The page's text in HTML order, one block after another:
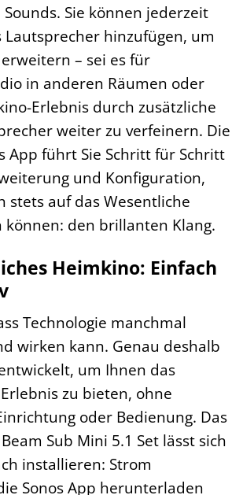
Sie können jederzeit
Lautsprecher hinzufügen, um
– sei es für
in anderen Räumen oder
Erlebnis durch zusätzliche
weiter zu verfeinern. Die
App führt Sie Schritt für Schritt
und Konfiguration,
stets auf das Wesentliche
den brillanten Klang.
Heimkino: Einfach
Technologie manchmal
wirken kann. Genau deshalb
um Ihnen das
zu bieten, ohne
oder Bedienung. Das
Sub Mini 5.1 Set lässt sich
installieren: Strom
Sonos App herunterladen